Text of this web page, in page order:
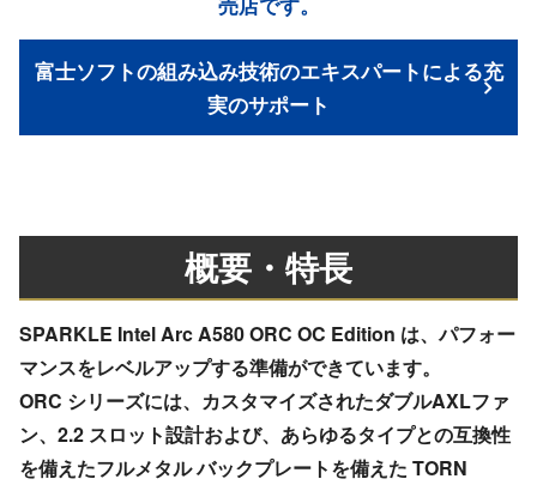
富士ソフトの組み込み技術のエキスパートによる充
実のサポート
概要・特長
SPARKLE Intel Arc A580 ORC OC Edition は、パフォー
マンスをレベルアップする準備ができています。
ORC シリーズには、カスタマイズされたダブルAXLファ
ン、2.2 スロット設計および、あらゆるタイプとの互換性
を備えたフルメタル バックプレートを備えた TORN